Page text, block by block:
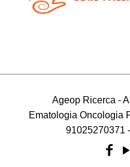
Ageop Ricerca -
Ematologia Oncologia
91025270371 -